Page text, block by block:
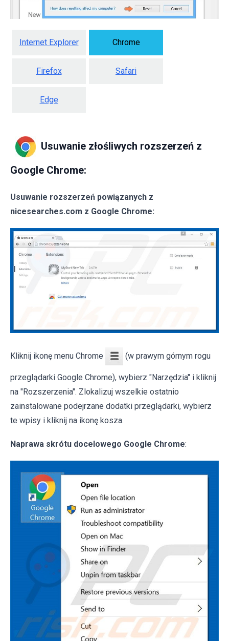
Internet Explorer Chrome
Firefox Safari
Edge
Usuwanie złośliwych rozszerzeń z
Google Chrome:
Usuwanie rozszerzeń powiązanych z
nicesearches.com z Google Chrome:
Kliknij ikonę menu Chrome (w prawym górnym rogu
przeglądarki Google Chrome), wybierz "Narzędzia" i kliknij
na "Rozszerzenia". Zlokalizuj wszelkie ostatnio
zainstalowane podejrzane dodatki przeglądarki, wybierz
te wpisy i kliknij na ikonę kosza.
Naprawa skrótu docelowego Google Chrome: